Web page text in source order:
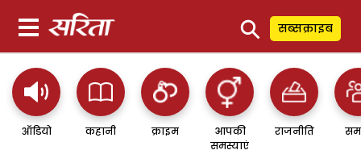
⚲ सब्सक्राइब
ऑडियो कहानी क्राइम
आपकी
समस्याएं
राजनीति